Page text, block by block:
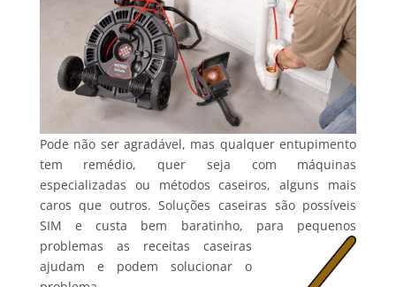
Pode não ser agradável, mas qualquer entupimento
tem remédio, quer seja com máquinas
especializadas ou métodos caseiros, alguns mais
caros que outros. Soluções caseiras são possíveis
SIM e custa bem baratinho, para pequenos
problemas as receitas caseiras
ajudam e podem solucionar o